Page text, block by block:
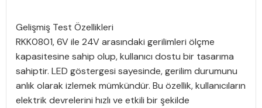
Gelişmiş Test Özellikleri
RKK0801, 6V ile 24V arasındaki gerilimleri ölçme
kapasitesine sahip olup, kullanıcı dostu bir tasarıma
sahiptir. LED göstergesi sayesinde, gerilim durumunu
anlık olarak izlemek mümkündür. Bu özellik, kullanıcıların
elektrik devrelerini hızlı ve etkili bir şekilde